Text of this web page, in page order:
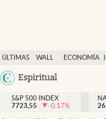
ÚLTIMAS
NOTICIAS
WALL
DÓLAR
ECONOMÍA
Espiritual
Finanzas y economía
Wall Street y dólar
Inmigración
S&P 500 INDEX
7723,55
-0.17%